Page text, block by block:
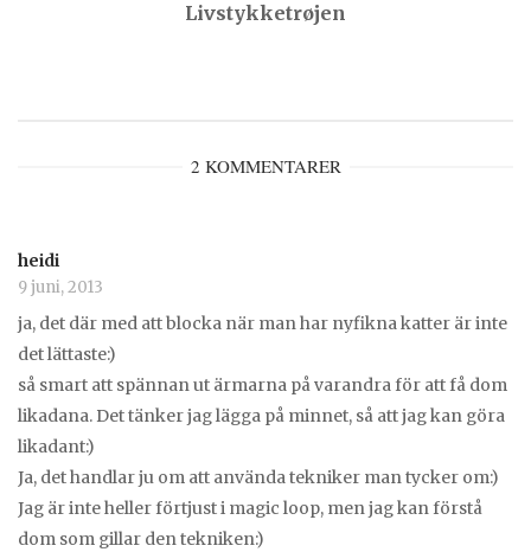
Livstykketrøjen
2 KOMMENTARER
heidi
9 juni, 2013
ja, det där med att blocka när man har nyfikna katter är inte
det lättaste:)
så smart att spännan ut ärmarna på varandra för att få dom
likadana. Det tänker jag lägga på minnet, så att jag kan göra
likadant:)
Ja, det handlar ju om att använda tekniker man tycker om:)
Jag är inte heller förtjust i magic loop, men jag kan förstå
dom som gillar den tekniken:)